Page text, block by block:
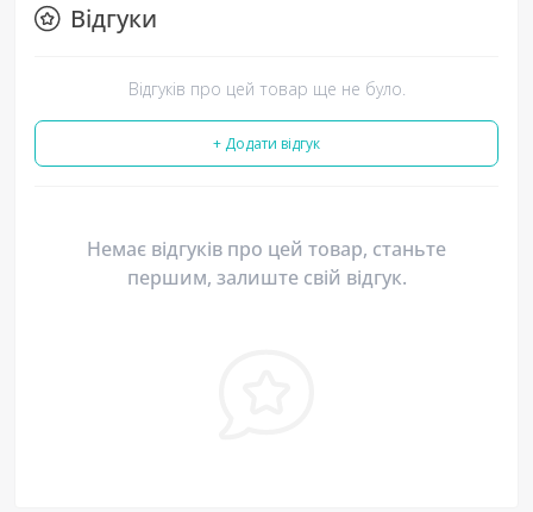
Відгуки
Відгуків про цей товар ще не було.
+ Додати відгук
Немає відгуків про цей товар, станьте
першим, залиште свій відгук.